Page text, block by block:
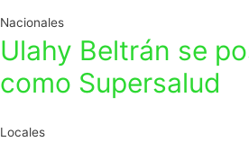
Nacionales
Ulahy Beltrán se
como Supersalud
Locales